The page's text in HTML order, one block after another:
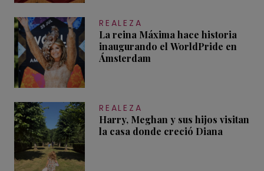
REALEZA
La reina Máxima hace historia
inaugurando el WorldPride en
Ámsterdam
REALEZA
Harry, Meghan y sus hijos visitan
la casa donde creció Diana